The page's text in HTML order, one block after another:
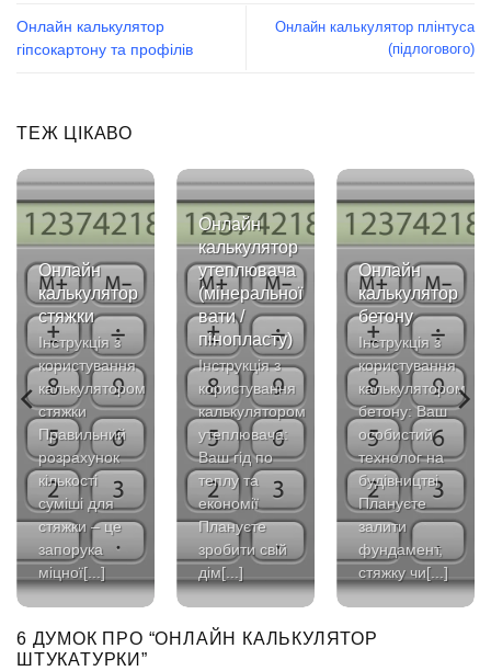
Онлайн калькулятор
гіпсокартону та профілів
Онлайн калькулятор плінтуса
(підлогового)
ТЕЖ ЦІКАВО
Онлайн
калькулятор
стяжки
Інструкція з
користування
калькулятором
стяжки
Правильний
розрахунок
кількості
суміші для
стяжки – це
запорука
міцної[...]
Онлайн
калькулятор
утеплювача
(мінеральної
вати /
пінопласту)
Інструкція з
користування
калькулятором
утеплювача:
Ваш гід по
теплу та
економії
Плануєте
зробити свій
дім[...]
Онлайн
калькулятор
бетону
Інструкція з
користування
калькулятором
бетону: Ваш
особистий
технолог на
будівництві
Плануєте
залити
фундамент,
стяжку чи[...]
6 ДУМОК ПРО “ОНЛАЙН КАЛЬКУЛЯТОР
ШТУКАТУРКИ”